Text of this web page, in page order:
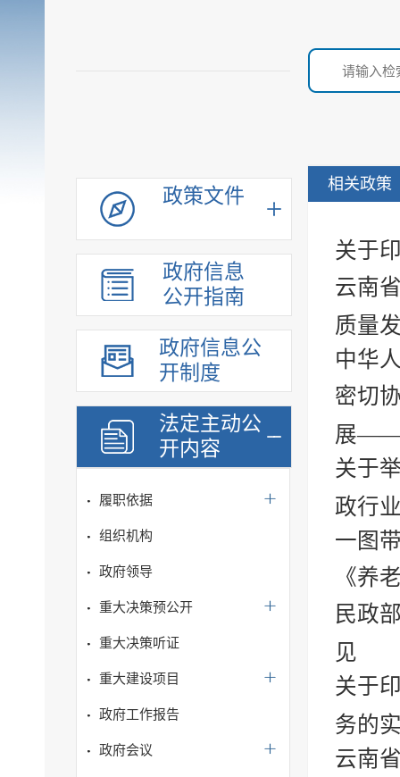
政策文件
政府信息
公开指南
政府信息公
开制度
法定主动公
开内容
履职依据
组织机构
政府领导
重大决策预公开
重大决策听证
重大建设项目
政府工作报告
政府会议
相关政策
关于
云南
质量
中华
密切
展——
关于
政行
一图
《养
民政
见
关于
务的
云南